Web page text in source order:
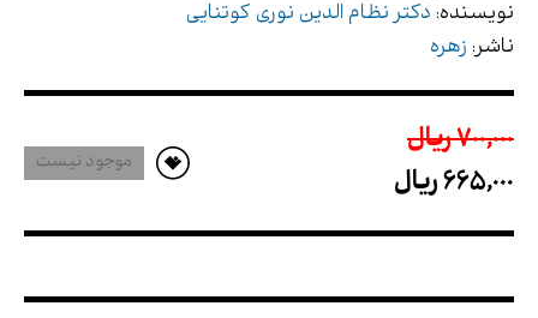
نویسنده: دکتر نظام الدین نوری کوتنایی
ناشر: زهره
700,000 ريال
665,000 ريال
موجود نیست